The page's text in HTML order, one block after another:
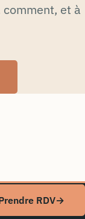
et à
RDV→